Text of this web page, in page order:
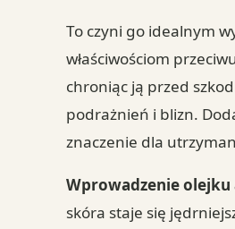
To czyni go idealnym
właściwościom
chroniąc ją przed
podrażnień i blizn.
znaczenie dla
Wprowadzenie
skóra staje się